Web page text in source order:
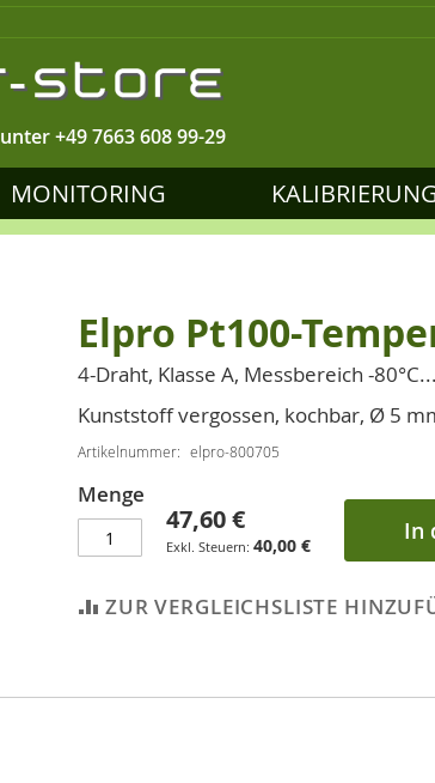
+49 7663 608 99-29
MONITORING KALIBRIERUNG
Elpro Pt100-
4-Draht, Klasse A, Messbereich -
Kunststoff vergossen, kochbar, Ø 5
Artikelnummer elpro-800705
Menge
47,60 €
40,00 € In
ZUR VERGLEICHSLISTE